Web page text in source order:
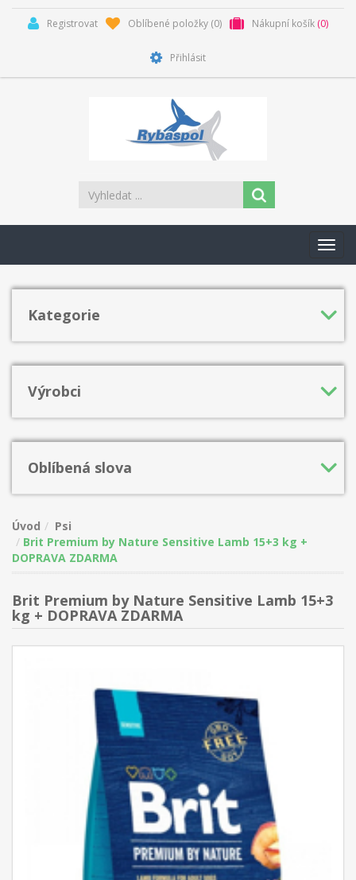
Registrovat Oblíbené položky (0) Nákupní košík (0)
Přihlásit
Kategorie
Výrobci
Oblíbená slova
Úvod
Psi
Brit Premium by Nature Sensitive Lamb 15+3 kg +
DOPRAVA ZDARMA
Brit Premium by Nature Sensitive Lamb 15+3
kg + DOPRAVA ZDARMA